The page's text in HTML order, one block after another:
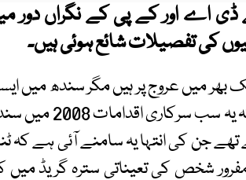
کے مطابق کے ڈی اے اور کے پی کے نگراں دور
کی تفصیلات شائع ہوئی ہیں۔
بھر میں عروج پر ہیں مگر سندھ میں
اقدامات کا نیا ریکارڈ قائم ہونا کوئی نئی بات نہیں بلکہ یہ سب
جن کی انتہا یہ سامنے آئی ہے کہ
شخص کی تعیناتی سترہ گریڈ میں